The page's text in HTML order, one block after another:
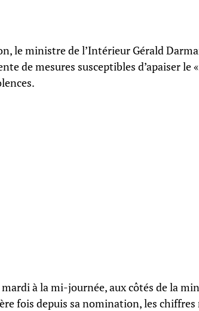
le ministre de l’Intérieur Gérald
de mesures susceptibles d’apaiser le
à la mi-journée, aux côtés de la
fois depuis sa nomination, les chiffres